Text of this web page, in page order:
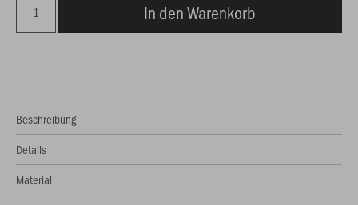
In den Warenkorb
Beschreibung
Details
Material